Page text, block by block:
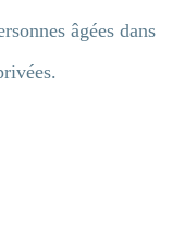
âgées dans